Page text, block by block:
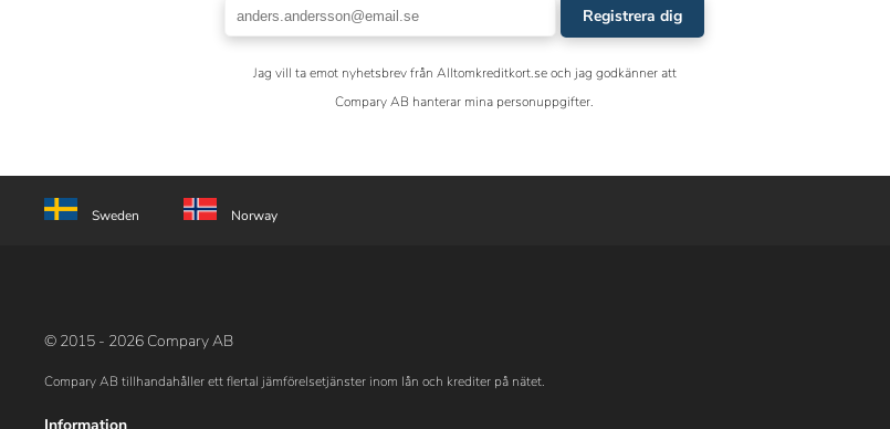
Registrera dig
Jag vill ta emot nyhetsbrev från Alltomkreditkort.se och jag godkänner att
Compary AB hanterar mina personuppgifter.
Sweden Norway
© 2015 - 2026 Compary AB
Compary AB tillhandahåller ett flertal jämförelsetjänster inom lån och krediter på nätet.